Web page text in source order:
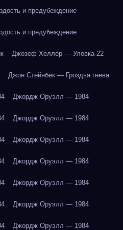
и предубеждение
и предубеждение
Джозеф Хеллер — Уловка-22
Джон Стейнбек — Гроздья гнева
Джордж Оруэлл — 1984
Джордж Оруэлл — 1984
Джордж Оруэлл — 1984
Джордж Оруэлл — 1984
Джордж Оруэлл — 1984
Джордж Оруэлл — 1984
Джордж Оруэлл — 1984